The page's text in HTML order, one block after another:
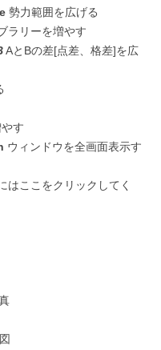
勢力範囲を広げる
ラリーを増やす
AとBの差[点差、格差]を広
す
ウィンドウを全画面表示す
はここをクリックしてく